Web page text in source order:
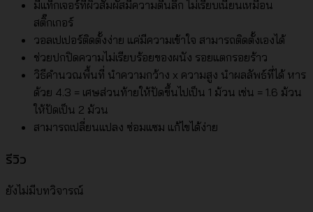
มีแท็กเจอร์ที่ผิวสัมผัสมีความตื้นลึก ไม่เรียบเนียนเหมือน
สติ๊กเกอร์
วอลเปเปอร์ติดตั้งง่าย แค่มีความเข้าใจ สามารถติดตั้งเองได้
ช่วยปกปิดความไม่เรียบร้อยของผนัง รอยแตกรอยร้าว
วิธีคำนวณพื้นที่ นำความกว้าง x ความสูง นำผลลัพธ์ที่ได้ หาร
ด้วย 4.3 = เศษส่วนท้ายให้ปัดขึ้นไปเป็น 1 ม้วน เช่น = 1.6 ม้วน
ให้ปัดเป็น 2 ม้วน
สามารถเปลี่ยนแปลง ซ่อมแซม แก้ไขได้ง่าย
รีวิว
ยังไม่มีบทวิจารณ์